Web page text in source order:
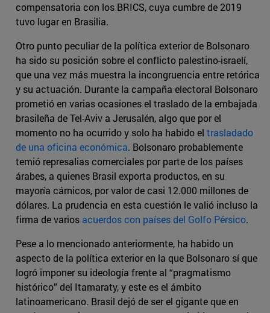
compensatoria con los BRICS, cuya cumbre de 2019
tuvo lugar en Brasilia.
Otro punto peculiar de la política exterior de Bolsonaro
ha sido su posición sobre el conflicto palestino-israelí,
que una vez más muestra la incongruencia entre retórica
y su actuación. Durante la campaña electoral Bolsonaro
prometió en varias ocasiones el traslado de la embajada
brasileña de Tel-Aviv a Jerusalén, algo que por el
momento no ha ocurrido y solo ha habido el trasladado
de una oficina económica. Bolsonaro probablemente
temió represalias comerciales por parte de los países
árabes, a quienes Brasil exporta productos, en su
mayoría cárnicos, por valor de casi 12.000 millones de
dólares. La prudencia en esta cuestión le valió incluso la
firma de varios acuerdos con países del Golfo Pérsico.
Pese a lo mencionado anteriormente, ha habido un
aspecto de la política exterior en la que Bolsonaro sí que
logró imponer su ideología frente al “pragmatismo
histórico” del Itamaraty, y este es el ámbito
latinoamericano. Brasil dejó de ser el gigante que en